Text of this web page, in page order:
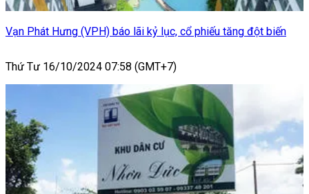
Vạn Phát Hưng (VPH) báo lãi kỷ lục, cổ phiếu tăng đột biến
Thứ Tư 16/10/2024 07:58 (GMT+7)